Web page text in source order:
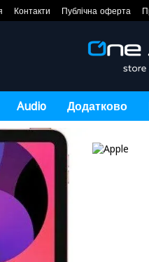
Контакти Публічна оферта
Audio Додатково